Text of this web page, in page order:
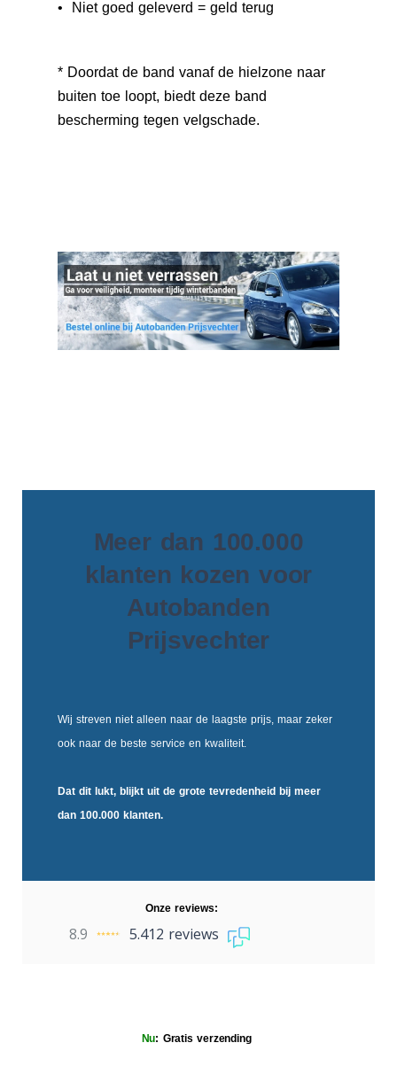
• Niet goed geleverd = geld terug
* Doordat de band vanaf de hielzone naar
buiten toe loopt, biedt deze band
bescherming tegen velgschade.
Meer dan 100.000
klanten kozen voor
Autobanden
Prijsvechter
Wij streven niet alleen naar de laagste prijs, maar zeker
ook naar de beste service en kwaliteit.
Dat dit lukt, blijkt uit de grote tevredenheidbij meer
dan 100.000 klanten.
Onze reviews:
8.9 5.412 reviews
Nu: Gratis verzending